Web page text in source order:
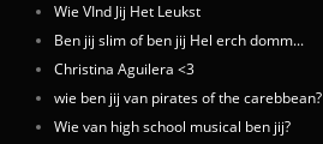
Wie VInd Jij Het Leukst
Ben jij slim of ben jij Hel erch domm...
Christina Aguilera <3
wie ben jij van pirates of the carebbean?
Wie van high school musical ben jij?